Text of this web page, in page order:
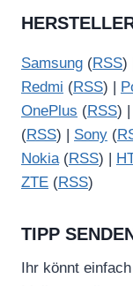
Samsung (RSS) |
Redmi (RSS) |
OnePlus (RSS) |
(RSS) | Sony (
Nokia(RSS) |
ZTE (RSS)
TIPP
Ihr könnt